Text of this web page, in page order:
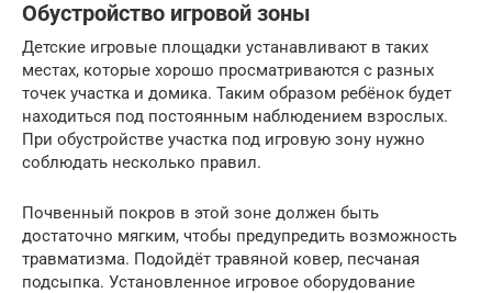
Обустройство игровой зоны
Детские игровые площадки устанавливают в таких
местах, которые хорошо просматриваются с разных
точек участка и домика. Таким образом ребёнок будет
находиться под постоянным наблюдением взрослых.
При обустройстве участка под игровую зону нужно
соблюдать несколько правил.
Почвенный покров в этой зоне должен быть
достаточно мягким, чтобы предупредить возможность
травматизма. Подойдёт травяной ковер, песчаная
подсыпка. Установленное игровое оборудование